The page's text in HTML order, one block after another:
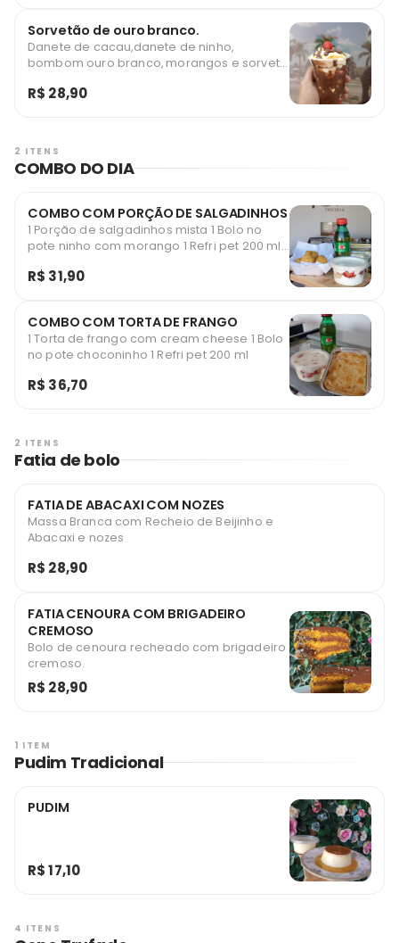
Sorvetão de ouro branco.
Danete de cacau,danete de ninho,
bombom ouro branco, morangos e sorvete
R$ 28,90
2 ITENS
COMBO DO DIA
COMBO COM PORÇÃO DE SALGADINHOS
1 Porção de salgadinhos mista 1 Bolo no
pote ninho com morango 1 Refri pet 200 ml
R$ 31,90
COMBO COM TORTA DE FRANGO
1 Torta de frango com cream cheese 1 Bolo
no pote choconinho 1 Refri pet 200 ml
R$ 36,70
2 ITENS
Fatia de bolo
FATIA DE ABACAXI COM NOZES
Massa Branca com Recheio de Beijinho e
Abacaxi e nozes
R$ 28,90
FATIA CENOURA COM BRIGADEIRO
CREMOSO
Bolo de cenoura recheado com brigadeiro
cremoso.
R$ 28,90
1 ITEM
Pudim Tradicional
PUDIM
R$ 17,10
4 ITENS